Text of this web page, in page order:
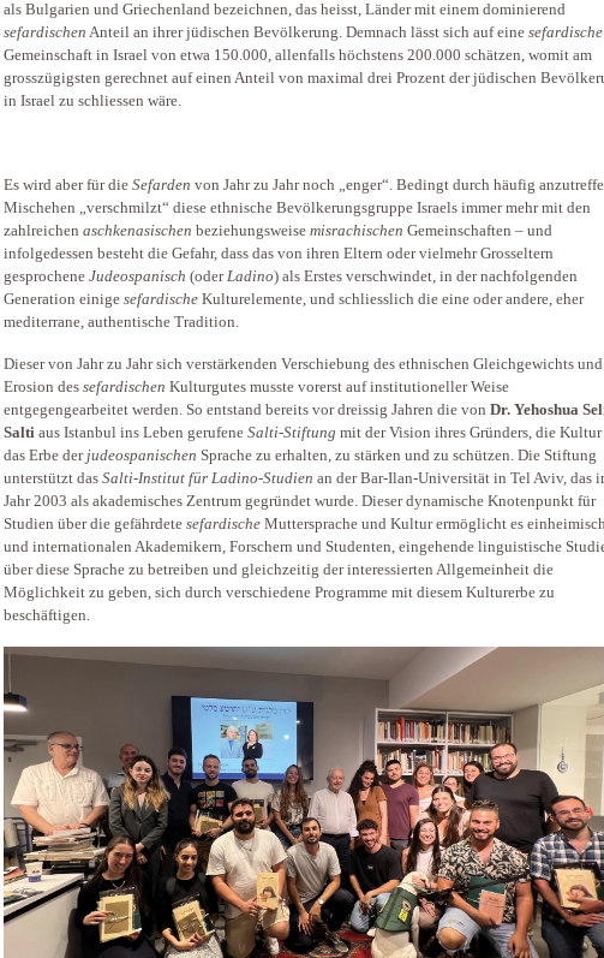
als Bulgarien und Griechenland bezeichnen, das heisst, Länder mit einem dominierend
sefardischen Anteil an ihrer jüdischen Bevölkerung. Demnach lässt sich auf eine sefardische
Gemeinschaft in Israel von etwa 150.000, allenfalls höchstens 200.000 schätzen, womit am
grosszügig­sten gerechnet auf einen Anteil von maximal drei Prozent der jüdischen
in Israel zu schliessen wäre.
Es wird aber für die Sefarden von Jahr zu Jahr noch „enger“. Bedingt durch häufig
Mischehen „verschmilzt“ diese ethnische Bevölkerungsgruppe Israels immer mehr mit den
zahlreichen aschkenasischen beziehungsweise misrachischen Gemeinschaften – und
infolgedessen besteht die Gefahr, dass das von ihren Eltern oder vielmehr Gross­eltern
gesprochene Judeospanisch (oderLadino) als Erstes verschwindet, in der nachfolgenden
Generation einige sefardische Kulturelemente, und schliesslich die eine oder andere, eher
mediterrane, authentische Tradition.
Dieser von Jahr zu Jahr sich verstärkenden Verschiebung des ethnischen Gleichgewichts
Erosion des sefardischen Kulturgutes musste vorerst auf institutioneller Weise
entgegengearbeitet werden. So entstand bereits vor dreissig Jahren die von Dr. Yehoshua
Salti aus Istanbul ins Leben gerufene Salti-Stiftung mit der Vision ihres Gründers, die Kultur
das Erbe der judeospanischen Sprache zu erhalten, zu stärken und zu schützen. Die Stiftung
unterstützt das Salti-Institut für Ladino-Studien an der Bar-Ilan-Universität in Tel Aviv, das
Jahr 2003 als akademisches Zentrum gegründet wurde. Dieser dynamische Knotenpunkt für
Studien über die gefährdete sefardische Muttersprache und Kultur ermöglicht es
und internationalen Akademikern, Forschern und Studenten, eingehende linguistische
über diese Sprache zu betreiben und gleichzeitig der interessierten Allgemeinheit die
Möglichkeit zu geben, sich durch verschiedene Programme mit diesem Kulturerbe zu
beschäftigen.